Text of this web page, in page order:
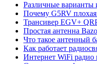
Различные варианты
Почему G5RV
Трансивер EGV+
Простая антенна
Что такое антенный
Как работает
Интернет WiFi